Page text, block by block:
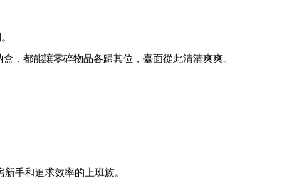
，都能讓零碎物品各歸其位，臺面從此清清爽爽。
手和追求效率的上班族。